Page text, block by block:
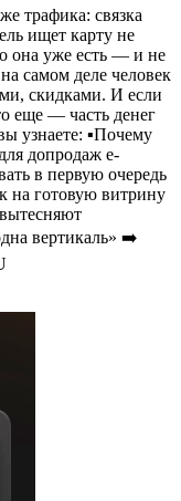
трафика: связка
ищет карту не
она уже есть — и не
самом деле человек
скидками. И если
еще — часть денег
узнаете: ▪️Почему
допродаж e-
в первую очередь
на готовую витрину
вертикаль» ➡️